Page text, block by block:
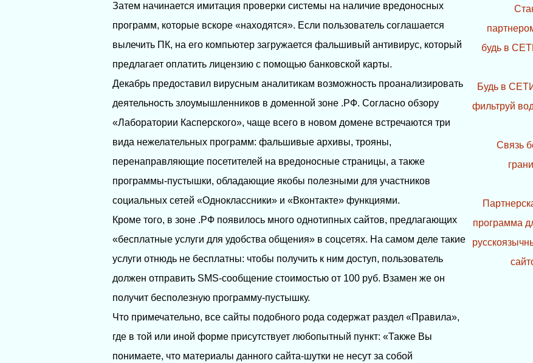
Затем начинается имитация проверки системы на наличие вредоносных
программ, которые вскоре «находятся». Если пользователь соглашается
вылечить ПК, на его компьютер загружается фальшивый антивирус, который
предлагает оплатить лицензию с помощью банковской карты.
Декабрь предоставил вирусным аналитикам возможность проанализировать
деятельность злоумышленников в доменной зоне .РФ. Согласно обзору
«Лаборатории Касперского», чаще всего в новом домене встречаются три
вида нежелательных программ: фальшивые архивы, трояны,
перенаправляющие посетителей на вредоносные страницы, а также
программы-пустышки, обладающие якобы полезными для участников
социальных сетей «Одноклассники» и «Вконтакте» функциями.
Кроме того, в зоне .РФ появилось много однотипных сайтов, предлагающих
«бесплатные услуги для удобства общения» в соцсетях. На самом деле такие
услуги отнюдь не бесплатны: чтобы получить к ним доступ, пользователь
должен отправить SMS-сообщение стоимостью от 100 руб. Взамен же он
получит бесполезную программу-пустышку.
Что примечательно, все сайты подобного рода содержат раздел «Правила»,
где в той или иной форме присутствует любопытный пункт: «Также Вы
понимаете, что материалы данного сайта-шутки не несут за собой
будь в
Будь в
фильтруй
Связь
программа